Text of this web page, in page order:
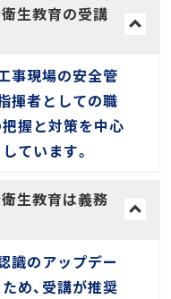
生教育の受講
事現場の安全管
揮者としての職
握と対策を中心
ています。
生教育は義務
識のアップデー
め、受講が推奨